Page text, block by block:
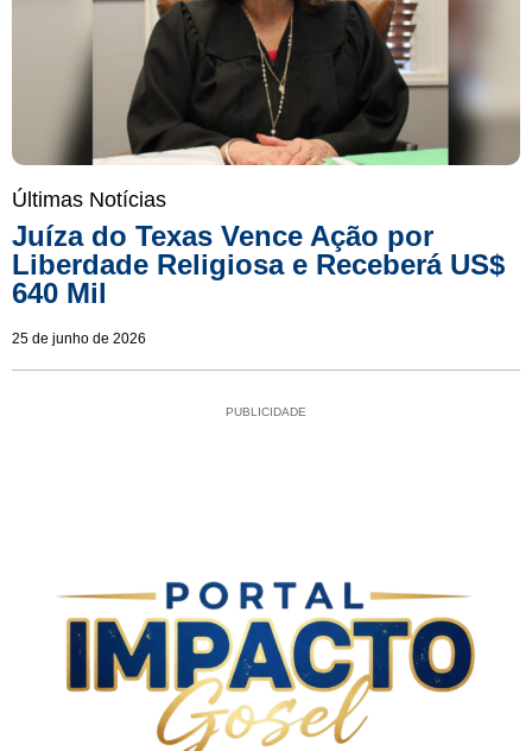
Últimas Notícias
Juíza do Texas Vence Ação por
Liberdade Religiosa e Receberá US$
640 Mil
25 de junho de 2026
PUBLICIDADE